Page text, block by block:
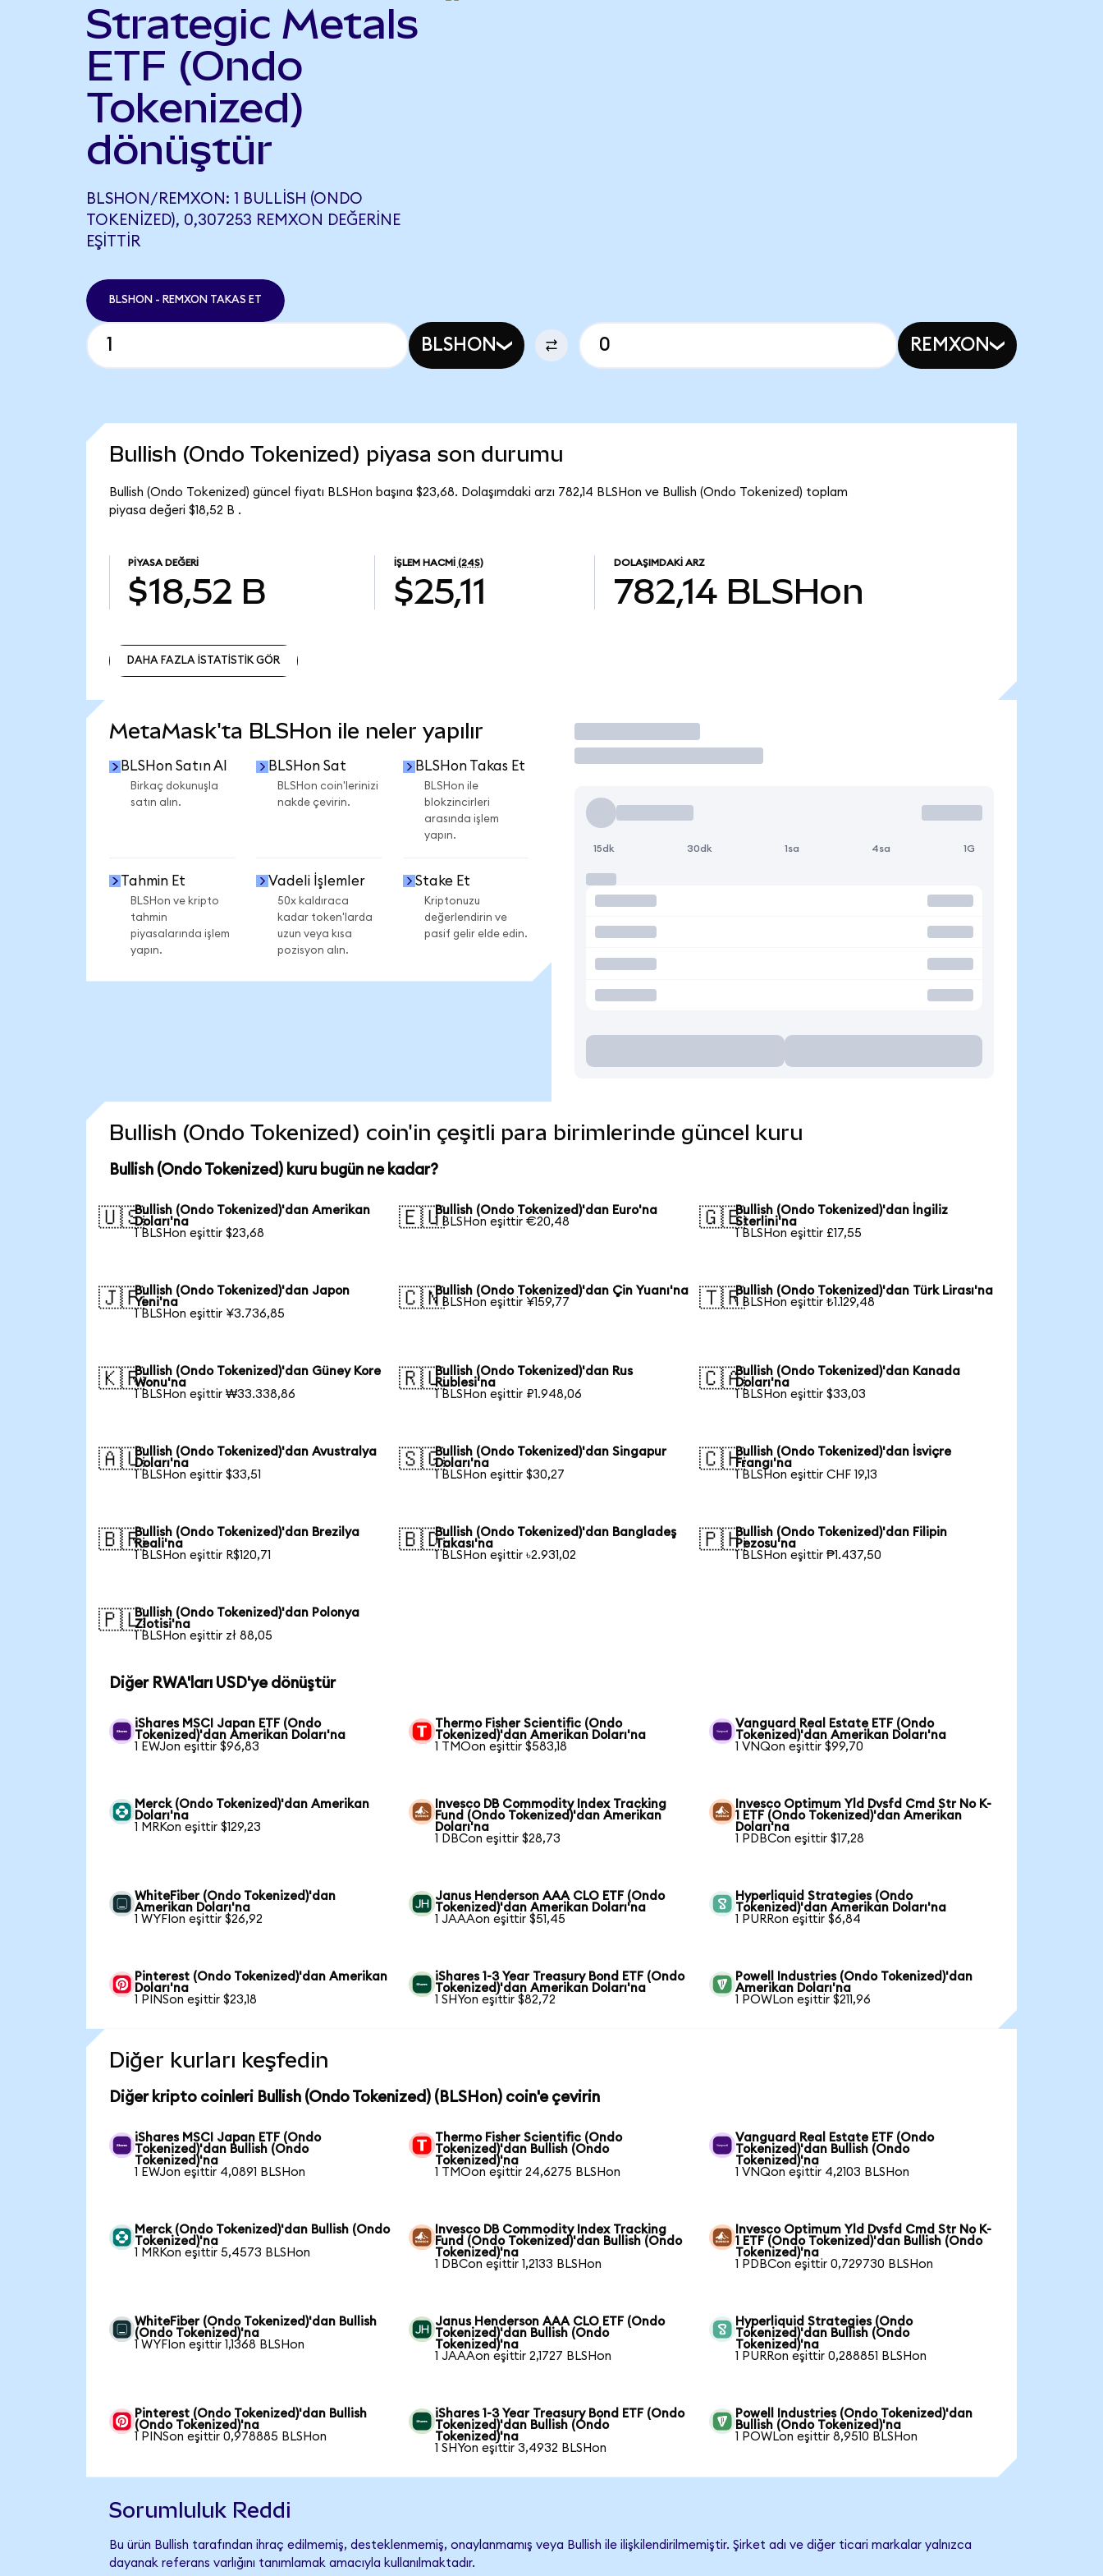
Strategic Metals
ETF (Ondo
Tokenized)
dönüştür
BLSHON/REMXON: 1 BULLISH (ONDO
TOKENIZED), 0,307253 REMXON DEĞERINE
EŞITTIR
BLSHON - REMXON TAKAS ET
BLSHON REMXON
Bullish (Ondo Tokenized) piyasa son durumu
Bullish (Ondo Tokenized) güncel fiyatı BLSHon başına $23,68. Dolaşımdaki arzı 782,14 BLSHon ve Bullish (Ondo Tokenized) toplam
piyasa değeri $18,52 B .
PIYASA DEĞERI
$18,52 B
İŞLEM HACMI (24S)
$25,11
DOLAŞIMDAKI ARZ
782,14 BLSHon
DAHA FAZLA İSTATİSTİK GÖR
MetaMask'ta BLSHon ile neler yapılır
BLSHon Satın Al
Birkaç dokunuşla
satın alın.
BLSHon Sat
BLSHon coin'lerinizi
nakde çevirin.
BLSHon Takas Et
BLSHon ile
blokzincirleri
arasında işlem
yapın.
Tahmin Et
BLSHon ve kripto
tahmin
piyasalarında işlem
yapın.
Vadeli İşlemler
50x kaldıraca
kadar token'larda
uzun veya kısa
pozisyon alın.
Stake Et
Kriptonuzu
değerlendirin ve
pasif gelir elde edin.
İşlem Yap
15dk 30dk 1sa 4sa 1G
Bullish (Ondo Tokenized) coin'in çeşitli para birimlerinde güncel kuru
Bullish (Ondo Tokenized) kuru bugün ne kadar?
🇺🇸Bullish (Ondo Tokenized)'dan Amerikan
Doları'na
1 BLSHon eşittir $23,68
🇪🇺Bullish (Ondo Tokenized)'dan Euro'na
1 BLSHon eşittir €20,48
🇬🇧Bullish (Ondo Tokenized)'dan İngiliz
Sterlini'na
1 BLSHon eşittir £17,55
🇯🇵Bullish (Ondo Tokenized)'dan Japon
Yeni'na
1 BLSHon eşittir ¥3.736,85
🇨🇳Bullish (Ondo Tokenized)'dan Çin Yuanı'na
1 BLSHon eşittir ¥159,77
🇹🇷Bullish (Ondo Tokenized)'dan Türk Lirası'na
1 BLSHon eşittir ₺1.129,48
🇰🇷Bullish (Ondo Tokenized)'dan Güney Kore
Wonu'na
1 BLSHon eşittir ₩33.338,86
🇷🇺Bullish (Ondo Tokenized)'dan Rus
Rublesi'na
1 BLSHon eşittir ₽1.948,06
🇨🇦Bullish (Ondo Tokenized)'dan Kanada
Doları'na
1 BLSHon eşittir $33,03
🇦🇺Bullish (Ondo Tokenized)'dan Avustralya
Doları'na
1 BLSHon eşittir $33,51
🇸🇬Bullish (Ondo Tokenized)'dan Singapur
Doları'na
1 BLSHon eşittir $30,27
🇨🇭Bullish (Ondo Tokenized)'dan İsviçre
Frangı'na
1 BLSHon eşittir CHF 19,13
🇧🇷Bullish (Ondo Tokenized)'dan Brezilya
Reali'na
1 BLSHon eşittir R$120,71
🇧🇩Bullish (Ondo Tokenized)'dan Bangladeş
Takası'na
1 BLSHon eşittir ৳2.931,02
🇵🇭Bullish (Ondo Tokenized)'dan Filipin
Pezosu'na
1 BLSHon eşittir ₱1.437,50
🇵🇱Bullish (Ondo Tokenized)'dan Polonya
Zlotisi'na
1 BLSHon eşittir zł 88,05
Diğer RWA'ları USD'ye dönüştür
iShares MSCI Japan ETF (Ondo
Tokenized)'dan Amerikan Doları'na
1 EWJon eşittir $96,83
Thermo Fisher Scientific (Ondo
Tokenized)'dan Amerikan Doları'na
1 TMOon eşittir $583,18
Vanguard Real Estate ETF (Ondo
Tokenized)'dan Amerikan Doları'na
1 VNQon eşittir $99,70
Merck (Ondo Tokenized)'dan Amerikan
Doları'na
1 MRKon eşittir $129,23
Invesco DB Commodity Index Tracking
Fund (Ondo Tokenized)'dan Amerikan
Doları'na
1 DBCon eşittir $28,73
Invesco Optimum Yld Dvsfd Cmd Str No K-
1 ETF (Ondo Tokenized)'dan Amerikan
Doları'na
1 PDBCon eşittir $17,28
WhiteFiber (Ondo Tokenized)'dan
Amerikan Doları'na
1 WYFIon eşittir $26,92
Janus Henderson AAA CLO ETF (Ondo
Tokenized)'dan Amerikan Doları'na
1 JAAAon eşittir $51,45
Hyperliquid Strategies (Ondo
Tokenized)'dan Amerikan Doları'na
1 PURRon eşittir $6,84
Pinterest (Ondo Tokenized)'dan Amerikan
Doları'na
1 PINSon eşittir $23,18
iShares 1-3 Year Treasury Bond ETF (Ondo
Tokenized)'dan Amerikan Doları'na
1 SHYon eşittir $82,72
Powell Industries (Ondo Tokenized)'dan
Amerikan Doları'na
1 POWLon eşittir $211,96
Diğer kurları keşfedin
Diğer kripto coinleri Bullish (Ondo Tokenized) (BLSHon) coin'e çevirin
iShares MSCI Japan ETF (Ondo
Tokenized)'dan Bullish (Ondo
Tokenized)'na
1 EWJon eşittir 4,0891 BLSHon
Thermo Fisher Scientific (Ondo
Tokenized)'dan Bullish (Ondo
Tokenized)'na
1 TMOon eşittir 24,6275 BLSHon
Vanguard Real Estate ETF (Ondo
Tokenized)'dan Bullish (Ondo
Tokenized)'na
1 VNQon eşittir 4,2103 BLSHon
Merck (Ondo Tokenized)'dan Bullish (Ondo
Tokenized)'na
1 MRKon eşittir 5,4573 BLSHon
Invesco DB Commodity Index Tracking
Fund (Ondo Tokenized)'dan Bullish (Ondo
Tokenized)'na
1 DBCon eşittir 1,2133 BLSHon
Invesco Optimum Yld Dvsfd Cmd Str No K-
1 ETF (Ondo Tokenized)'dan Bullish (Ondo
Tokenized)'na
1 PDBCon eşittir 0,729730 BLSHon
WhiteFiber (Ondo Tokenized)'dan Bullish
(Ondo Tokenized)'na
1 WYFIon eşittir 1,1368 BLSHon
Janus Henderson AAA CLO ETF (Ondo
Tokenized)'dan Bullish (Ondo
Tokenized)'na
1 JAAAon eşittir 2,1727 BLSHon
Hyperliquid Strategies (Ondo
Tokenized)'dan Bullish (Ondo
Tokenized)'na
1 PURRon eşittir 0,288851 BLSHon
Pinterest (Ondo Tokenized)'dan Bullish
(Ondo Tokenized)'na
1 PINSon eşittir 0,978885 BLSHon
iShares 1-3 Year Treasury Bond ETF (Ondo
Tokenized)'dan Bullish (Ondo
Tokenized)'na
1 SHYon eşittir 3,4932 BLSHon
Powell Industries (Ondo Tokenized)'dan
Bullish (Ondo Tokenized)'na
1 POWLon eşittir 8,9510 BLSHon
Sorumluluk Reddi
Bu ürün Bullish tarafından ihraç edilmemiş, desteklenmemiş, onaylanmamış veya Bullish ile ilişkilendirilmemiştir. Şirket adı ve diğer ticari markalar yalnızca
dayanak referans varlığını tanımlamak amacıyla kullanılmaktadır.